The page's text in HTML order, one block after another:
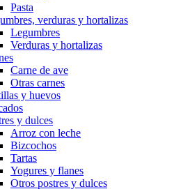
Pasta
verduras y hortalizas
Legumbres
Verduras y hortalizas
Carne de ave
Otras carnes
y huevos
y dulces
Arroz con leche
Bizcochos
Tartas
Yogures y flanes
Otros postres y dulces